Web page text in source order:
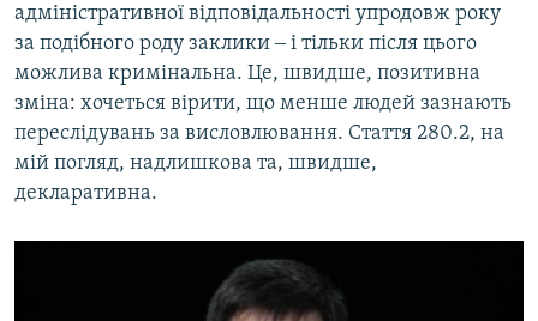
адміністративної відповідальності упродовж року
за подібного роду заклики ‒ і тільки після цього
можлива кримінальна. Це, швидше, позитивна
зміна: хочеться вірити, що менше людей зазнають
переслідувань за висловлювання. Стаття 280.2, на
мій погляд, надлишкова та, швидше,
декларативна.